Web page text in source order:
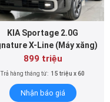
899 triệu
Trả hàng tháng từ: 15 triệu x 60
Nhận báo giá
Đăng ký lái thử